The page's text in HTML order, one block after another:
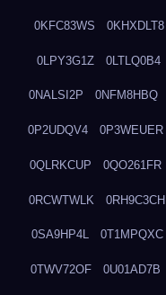
0KFC83WS 0KHXDLT8
0LPY3G1Z 0LTLQ0B4
0NALSI2P 0NFM8HBQ
0P2UDQV4 0P3WEUER
0QLRKCUP 0QO261FR
0RCWTWLK 0RH9C3CH
0SA9HP4L 0T1MPQXC
0TWV72OF 0U01AD7B